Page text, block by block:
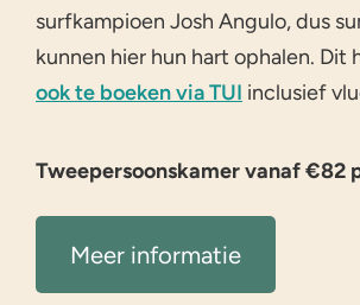
surfkampioen Josh Angulo, dus
kunnen hier hun hart ophalen. Dit
ook te boeken via TUI inclusief
Tweepersoonskamer vanaf €82
Meer informatie